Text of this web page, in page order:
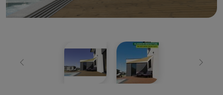
Zurück Weiter